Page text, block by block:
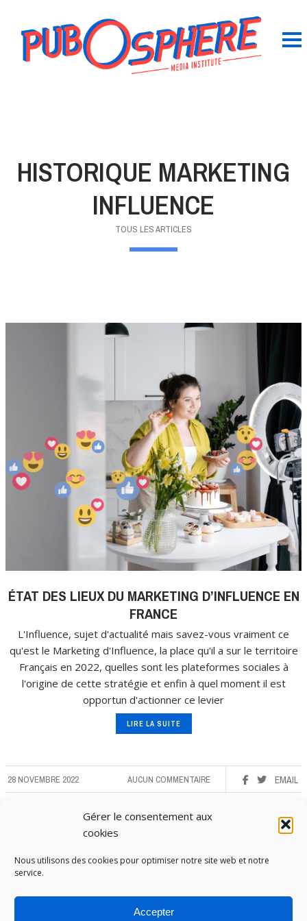
Gérer le consentement aux
cookies
Nous utilisons des cookies pour optimiser notre site web et notre
service.
Accepter
HISTORIQUE MARKETING
INFLUENCE
TOUS LES ARTICLES
ÉTAT DES LIEUX DU MARKETING D’INFLUENCE EN
FRANCE
L'Influence, sujet d'actualité mais savez-vous vraiment ce
qu'est le Marketing d'Influence, la place qu'il a sur le territoire
Français en 2022, quelles sont les plateformes sociales à
l'origine de cette stratégie et enfin à quel moment il est
opportun d'actionner ce levier
LIRE LA SUITE
28 NOVEMBRE 2022 EMAIL
AUCUN COMMENTAIRE